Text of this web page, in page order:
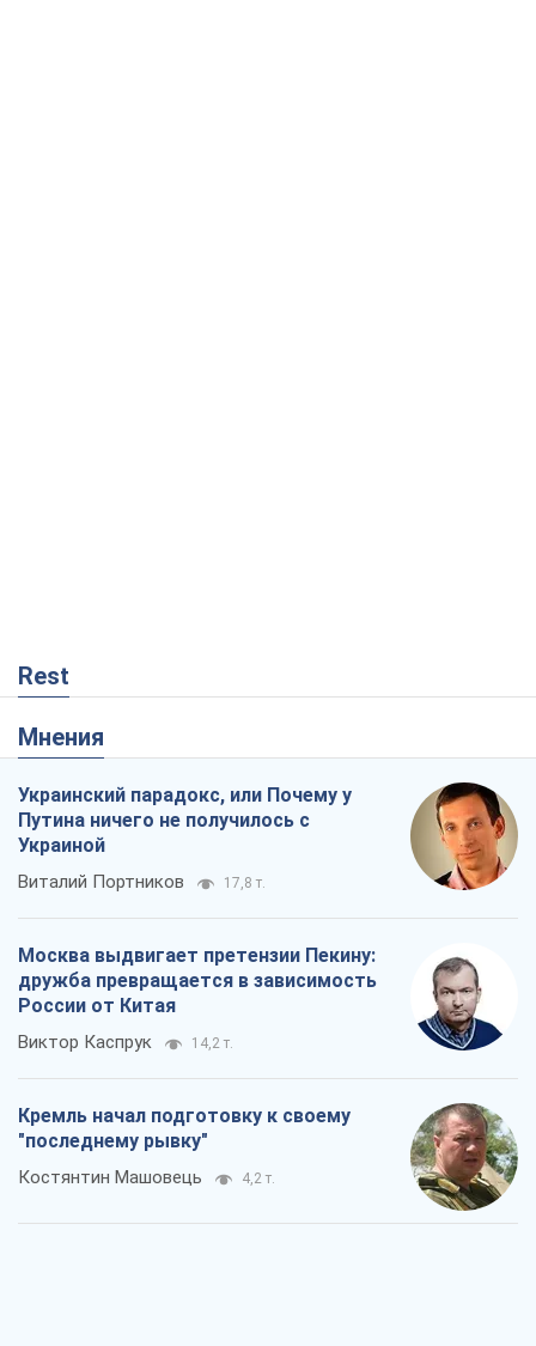
Rest
Мнения
Украинский парадокс, или Почему у
Путина ничего не получилось с
Украиной
Виталий Портников 17,8 т.
Москва выдвигает претензии Пекину:
дружба превращается в зависимость
России от Китая
Виктор Каспрук 14,2 т.
Кремль начал подготовку к своему
"последнему рывку"
Костянтин Машовець 4,2 т.